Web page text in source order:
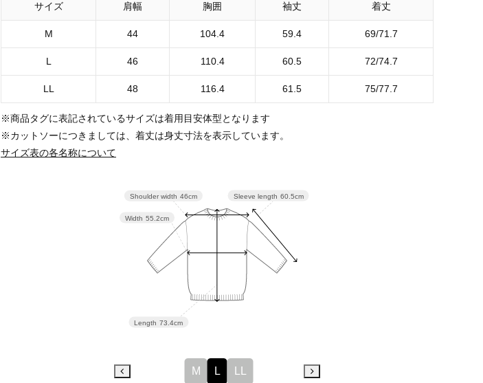
サイズ 肩幅 胸囲 袖丈 着丈
M 44 104.4 59.4 69/71.7
L 46 110.4 60.5 72/74.7
LL 48 116.4 61.5 75/77.7
※商品タグに表記されているサイズは着用目安体型となります
※カットソーにつきましては、着丈は身丈寸法を表示しています。
サイズ表の各名称について
Sleeve length 60.5cm
Length 73.4cm
Width 55.2cm
Shoulder width 46cm
M L